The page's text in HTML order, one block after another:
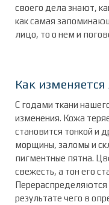
своего дела знают,
как самая
лицо, то о нем и
Как
С годами ткани
изменения. Кожа
становится тонкой и
морщины, заломы и
пигментные пятна.
свежесть, а тон его
Перераспределяются
результате чего в